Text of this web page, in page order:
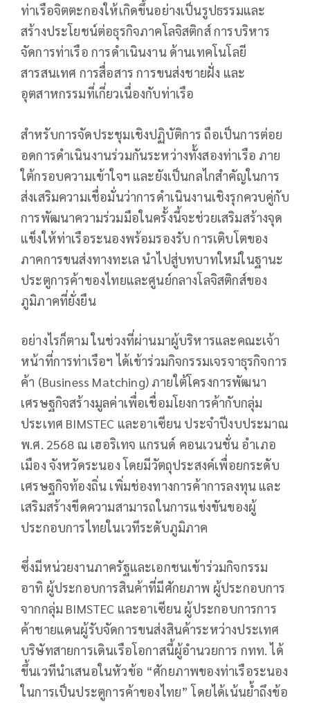
ท่าเรือจิตตะกองให้เกิดขึ้นอย่างเป็นรูปธรรมและ
สร้างประโยชน์ต่อธุรกิจภาคโลจิสติกส์ การบริหาร
จัดการท่าเรือ การดำเนินงาน ด้านเทคโนโลยี
สารสนเทศ การสื่อสาร การขนส่งชายฝั่ง และ
อุตสาหกรรมที่เกี่ยวเนื่องกับท่าเรือ
สำหรับการจัดประชุมเชิงปฏิบัติการ ถือเป็นการต่อย
อดการดำเนินงานร่วมกันระหว่างทั้งสองท่าเรือ ภาย
ใต้กรอบความเข้าใจฯ และยังเป็นกลไกสำคัญในการ
ส่งเสริมความเชื่อมั่นว่าการดำเนินงานเชิงรุกควบคู่กับ
การพัฒนาความร่วมมือในครั้งนี้จะช่วยเสริมสร้างจุด
แข็งให้ท่าเรือระนองพร้อมรองรับ การเติบโตของ
ภาคการขนส่งทางทะเล นำไปสู่บทบาทใหม่ในฐานะ
ประตูการค้าของไทยและศูนย์กลางโลจิสติกส์ของ
ภูมิภาคที่ยั่งยืน
อย่างไรก็ตาม ในช่วงที่ผ่านมาผู้บริหารและคณะเจ้า
หน้าที่การท่าเรือฯ ได้เข้าร่วมกิจกรรมเจรจาธุรกิจการ
ค้า (Business Matching) ภายใต้โครงการพัฒนา
เศรษฐกิจสร้างมูลค่าเพื่อเชื่อมโยงการค้ากับกลุ่ม
ประเทศ BIMSTEC และอาเซียน ประจำปีงบประมาณ
พ.ศ. 2568 ณ เฮอริเทจ แกรนด์ คอนเวนชั่น อำเภอ
เมือง จังหวัดระนอง โดยมีวัตถุประสงค์เพื่อยกระดับ
เศรษฐกิจท้องถิ่น เพิ่มช่องทางการค้าการลงทุน และ
เสริมสร้างขีดความสามารถในการแข่งขันของผู้
ประกอบการไทยในเวทีระดับภูมิภาค
ซึ่งมีหน่วยงานภาครัฐและเอกชนเข้าร่วมกิจกรรม
อาทิ ผู้ประกอบการสินค้าที่มีศักยภาพ ผู้ประกอบการ
จากกลุ่ม BIMSTEC และอาเซียน ผู้ประกอบการการ
ค้าชายแดนผู้รับจัดการขนส่งสินค้าระหว่างประเทศ
บริษัทสายการเดินเรือโอกาสนี้ผู้อำนวยการ กทท. ได้
ขึ้นเวทีนำเสนอในหัวข้อ “ศักยภาพของท่าเรือระนอง
ในการเป็นประตูการค้าของไทย” โดยได้เน้นย้ำถึงข้อ